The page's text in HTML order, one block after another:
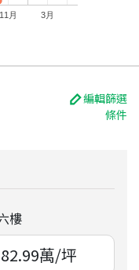
11月 3月
編輯篩選
條件
樓
82.99萬/坪